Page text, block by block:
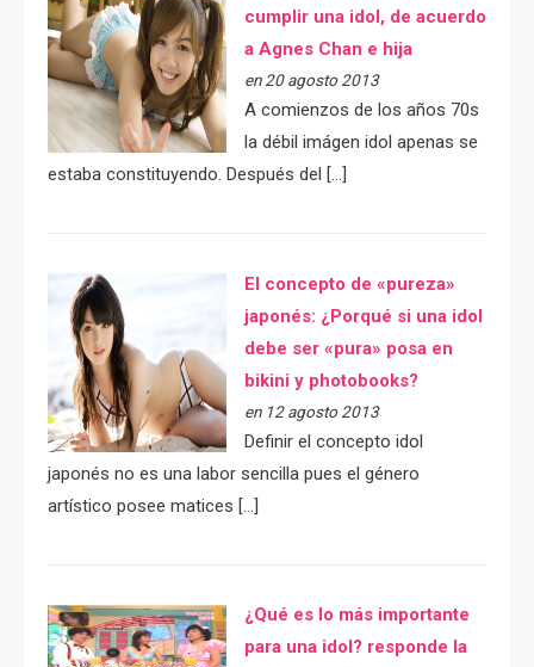
cumplir una idol, de acuerdo
a Agnes Chan e hija
en 20 agosto 2013
A comienzos de los años 70s
la débil imágen idol apenas se
estaba constituyendo. Después del […]
El concepto de «pureza»
japonés: ¿Porqué si una idol
debe ser «pura» posa en
bikini y photobooks?
en 12 agosto 2013
Definir el concepto idol
japonés no es una labor sencilla pues el género
artístico posee matices […]
¿Qué es lo más importante
para una idol? responde la